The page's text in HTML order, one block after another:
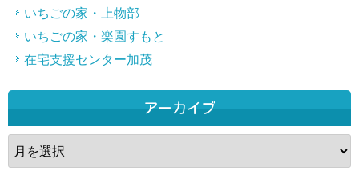
いちごの家・上物部
いちごの家・楽園すもと
在宅支援センター加茂
アーカイブ
ア
ー
カ